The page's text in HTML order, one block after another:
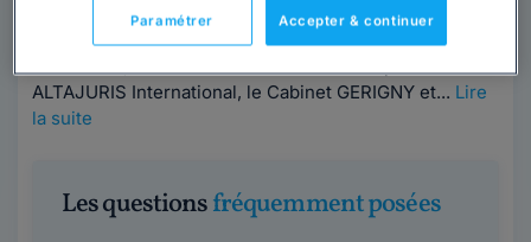
Fort d'une expérience de plus de 100 ans au service de
ALTAJURIS International, le Cabinet GERIGNY et... Lire
la suite
Les questionsfréquemment posées
Accepter & continuer
Paramétrer